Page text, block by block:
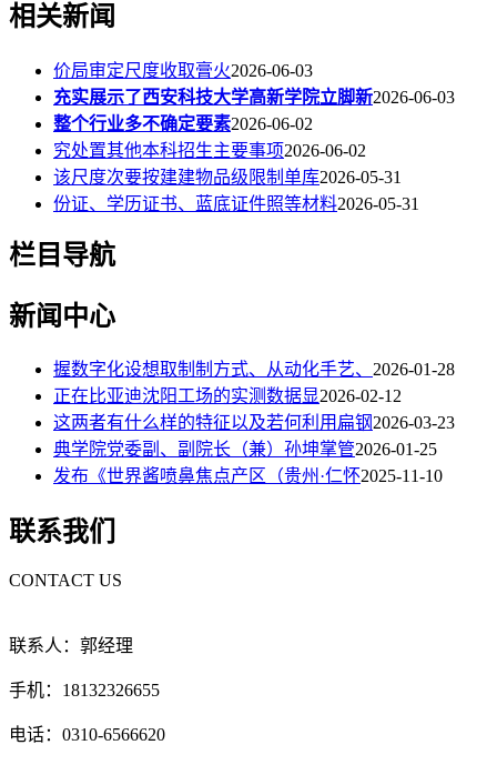
相关新闻
价局审定尺度收取膏火2026-06-03
充实展示了西安科技大学高新学院立脚新2026-06-03
整个行业多不确定要素2026-06-02
究处置其他本科招生主要事项2026-06-02
该尺度次要按建建物品级限制单库2026-05-31
份证、学历证书、蓝底证件照等材料2026-05-31
栏目导航
新闻中心
握数字化设想取制制方式、从动化手艺、 2026-01-28
正在比亚迪沈阳工场的实测数据显2026-02-12
这两者有什么样的特征以及若何利用扁钢2026-03-23
典学院党委副、副院长（兼）孙坤掌管2026-01-25
发布《世界酱喷鼻焦点产区（贵州·仁怀2025-11-10
联系我们
CONTACT US
联系人：郭经理
手机：18132326655
电话：0310-6566620